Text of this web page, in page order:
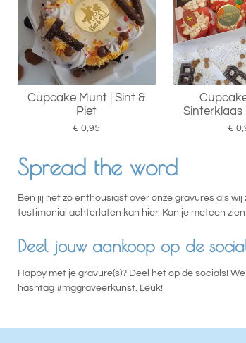
Cupcake Munt | Sint &
Piet
€ 0,95
Sinterklaas
€
Spread the word
Ben jij net zo enthousiast over onze gravures als wij
testimonial achterlaten kan hier. Kan je meteen
Deel jouw aankoop op de
Happy met je gravure(s)? Deel het op de socials!
hashtag #mggraveerkunst. Leuk!